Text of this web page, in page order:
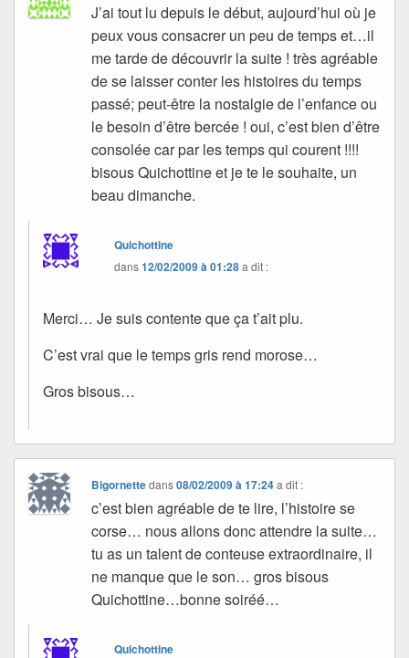
J’ai tout lu depuis le début, aujourd’hui où je
peux vous consacrer un peu de temps et…il
me tarde de découvrir la suite ! très agréable
de se laisser conter les histoires du temps
passé; peut-être la nostalgie de l’enfance ou
le besoin d’être bercée ! oui, c’est bien d’être
consolée car par les temps qui courent !!!!
bisous Quichottine et je te le souhaite, un
beau dimanche.
Quichottine
dans12/02/2009 à 01:28a dit :
Merci… Je suis contente que ça t’ait plu.
C’est vrai que le temps gris rend morose…
Gros bisous…
Bigornettedans08/02/2009 à 17:24 a dit :
c’est bien agréable de te lire, l’histoire se
corse… nous allons donc attendre la suite…
tu as un talent de conteuse extraordinaire, il
ne manque que le son… gros bisous
Quichottine…bonne soiréé…
Quichottine